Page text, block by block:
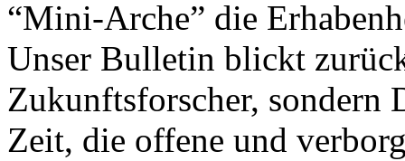
“Mini-Arche” die
Unser Bulletin blickt
Zukunftsforscher, sondern
Zeit, die offene und